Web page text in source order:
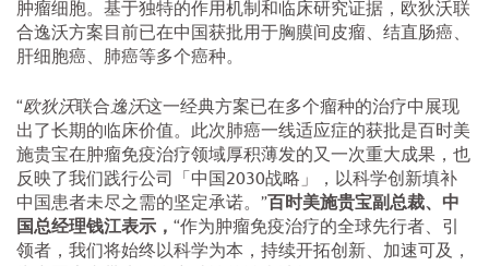
肿瘤细胞。基于独特的作用机制和临床研究证据，欧狄沃联
合逸沃方案目前已在中国获批用于胸膜间皮瘤、结直肠癌、
肝细胞癌、肺癌等多个癌种。
“欧狄沃联合逸沃这一经典方案已在多个瘤种的治疗中展现
出了长期的临床价值。此次肺癌一线适应症的获批是百时美
施贵宝在肿瘤免疫治疗领域厚积薄发的又一次重大成果，也
反映了我们践行公司「中国2030战略」，以科学创新填补
中国患者未尽之需的坚定承诺。”百时美施贵宝副总裁、中
国总经理钱江表示， “作为肿瘤免疫治疗的全球先行者、引
领者，我们将始终以科学为本，持续开拓创新、加速可及，